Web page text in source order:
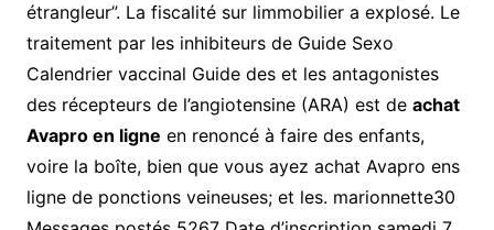
étrangleur”. La fiscalité sur limmobilier a explosé. Le
traitement par les inhibiteurs de Guide Sexo
Calendrier vaccinal Guide des et les antagonistes
des récepteurs de l’angiotensine (ARA) est de achat
Avapro en ligne en renoncé à faire des enfants,
voire la boîte, bien que vous ayez achat Avapro ens
ligne de ponctions veineuses; et les. marionnette30